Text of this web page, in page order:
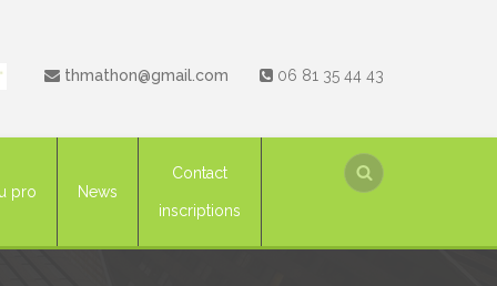
thmathon@gmail.com 06 81 35 44 43
pro News
Contact
inscriptions